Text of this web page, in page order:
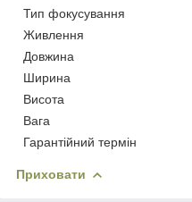
Тип фокусування
Живлення
Довжина
Ширина
Висота
Вага
Гарантійний термін
Приховати